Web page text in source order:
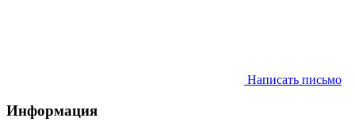
Написать письмо
Информация